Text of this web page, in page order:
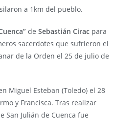
a 1km del pueblo.
de Sebastián Cirac para
sacerdotes que sufrieron el
de la Orden el 25 de julio de
Miguel Esteban (Toledo) el 28
y Francisca. Tras realizar
San Julián de Cuenca fue